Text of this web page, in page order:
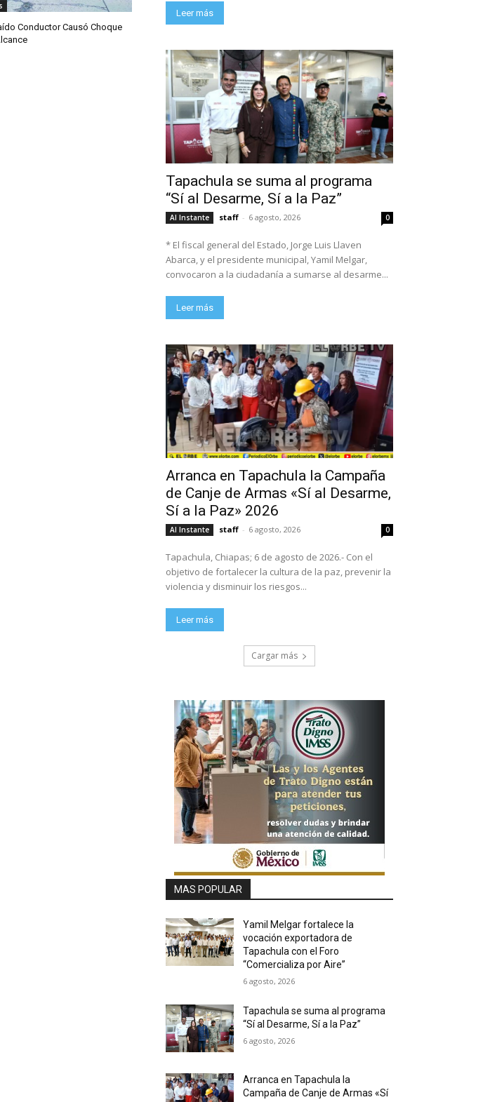
Conductor Causó Choque
Leer más
Tapachula se suma al programa
“Sí al Desarme, Sí a la Paz”
Al Instante staff - 6 agosto, 2026 0
* El fiscal general del Estado, Jorge Luis Llaven
Abarca, y el presidente municipal, Yamil Melgar,
convocaron a la ciudadanía a sumarse al desarme...
Leer más
Arranca en Tapachula la Campaña
de Canje de Armas «Sí al Desarme,
Sí a la Paz» 2026
Al Instante staff - 6 agosto, 2026 0
Tapachula, Chiapas; 6 de agosto de 2026.- Con el
objetivo de fortalecer la cultura de la paz, prevenir la
violencia y disminuir los riesgos...
Leer más
Cargar más
MAS POPULAR
Yamil Melgar fortalece la
vocación exportadora de
Tapachula con el Foro
“Comercializa por Aire”
6 agosto, 2026
Tapachula se suma al programa
“Sí al Desarme, Sí a la Paz”
6 agosto, 2026
Arranca en Tapachula la
Campaña de Canje de Armas «Sí